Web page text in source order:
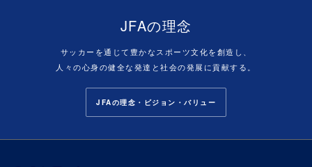
JFAの理念
サッカーを通じて豊かなスポーツ文化を創造し、
人々の心身の健全な発達と社会の発展に貢献する。
JFAの理念・ビジョン・バリュー